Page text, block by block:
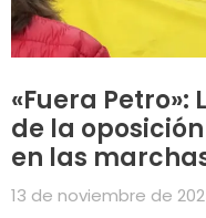
«Fuera
de la
en las
13 de noviembre de